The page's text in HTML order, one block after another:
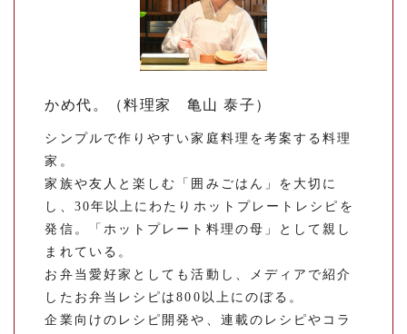
かめ代。（料理家 亀山 泰子）
シンプルで作りやすい家庭料理を考案する料理
家。
家族や友人と楽しむ「囲みごはん」を大切に
し、30年以上にわたりホットプレートレシピを
発信。「ホットプレート料理の母」として親し
まれている。
お弁当愛好家としても活動し、メディアで紹介
したお弁当レシピは800以上にのぼる。
企業向けのレシピ開発や、連載のレシピやコラ